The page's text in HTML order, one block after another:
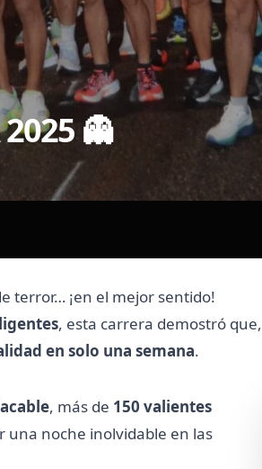
👻
terror… ¡en el mejor sentido!
, esta carrera demostró que,
en solo una semana.
, más de 150 valientes
una noche inolvidable en las